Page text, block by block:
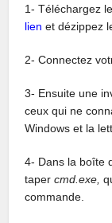
1- Téléchargez
lien et dézippez
2- Connectez
3- Ensuite une
ceux qui ne
Windows et la
4- Dans la boîte
tapercmd.exe,
commande.